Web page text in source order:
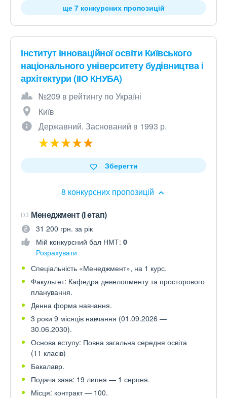
ще 7 конкурсних пропозицій
Інститут інноваційної освіти Київського
національного університету будівництва і
архітектури (ІІО КНУБА)
№209 в рейтингу по Україні
Київ
Державний. Заснований в 1993 р.
8 конкурсних пропозицій
Зберегти
D3 Менеджмент (І етап)
31 200 грн. за рік
Мій конкурсний бал НМТ: 0
Розрахувати
Спеціальність «Менеджмент», на 1 курс.
Факультет: Кафедра девелопменту та просторового
планування.
Денна форма навчання.
3 роки 9 місяців навчання (01.09.2026 —
30.06.2030).
Основа вступу: Повна загальна середня освіта
(11 класів)
Бакалавр.
Подача заяв: 19 липня — 1 серпня.
Місця: контракт — 100.